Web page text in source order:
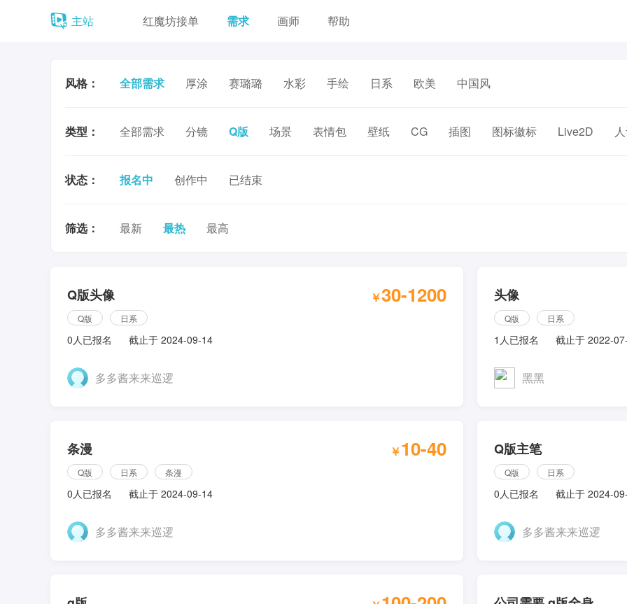
主站 红魔坊接单 需求 画师 帮助
风格： 全部需求 厚涂 赛璐璐 水彩 手绘 日系 欧美 中国风
类型： 全部需求 分镜 Q版 场景 表情包 壁纸 CG 插图 图标徽标 Live2D
状态： 报名中 创作中 已结束
筛选： 最新 最热 最高
Q版头像 ￥30-1200
Q版 日系
0人已报名 截止于 2024-09-14
多多酱来来巡逻
头像
Q版 日系
1人已报名 截止于 2022-
黑黑
条漫 ￥10-40
Q版 日系 条漫
0人已报名 截止于 2024-09-14
多多酱来来巡逻
Q版主笔
Q版 日系
0人已报名 截止于 2024-
多多酱来来巡逻